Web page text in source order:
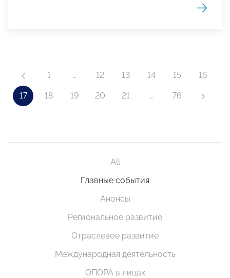
1 … 12 13 14 15 16
17 18 19 20 21 … 76
All
Главные события
Анонсы
Региональное развитие
Отраслевое развитие
Международная деятельность
ОПОРА в лицах